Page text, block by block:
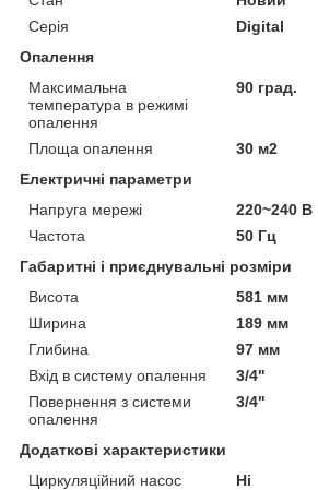
Серія
Digital
Опалення
Максимальна
температура в режимі
опалення
90 град.
Площа опалення
30 м2
Електричні параметри
Напруга мережі
220~240 В
Частота
50 Гц
Габаритні і приєднувальні розміри
Висота
581 мм
Ширина
189 мм
Глибина
97 мм
Вхід в систему опалення
3/4"
Повернення з системи
опалення
3/4"
Додаткові характеристики
Циркуляційний насос
Ні